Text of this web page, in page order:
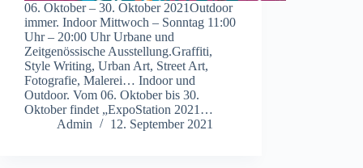
06. Oktober – 30. Oktober 2021Outdoor
immer. Indoor Mittwoch – Sonntag 11:00
Uhr – 20:00 Uhr Urbane und
Zeitgenössische Ausstellung.Graffiti,
Style Writing, Urban Art, Street Art,
Fotografie, Malerei… Indoor und
Outdoor. Vom 06. Oktober bis 30.
Oktober findet „ExpoStation 2021…
Admin
12. September 2021